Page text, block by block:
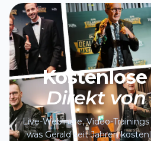
Direkt von
Live-Webinare, Video-
was Gerald seit Jahren